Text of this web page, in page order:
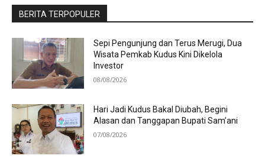
BERITA TERPOPULER
Sepi Pengunjung dan Terus Merugi, Dua
Wisata Pemkab Kudus Kini Dikelola
Investor
08/08/2026
Hari Jadi Kudus Bakal Diubah, Begini
Alasan dan Tanggapan Bupati Sam’ani
07/08/2026